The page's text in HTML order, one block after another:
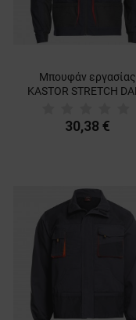
Μπουφάν εργασίας
KASTOR STRETCH
30,38 €